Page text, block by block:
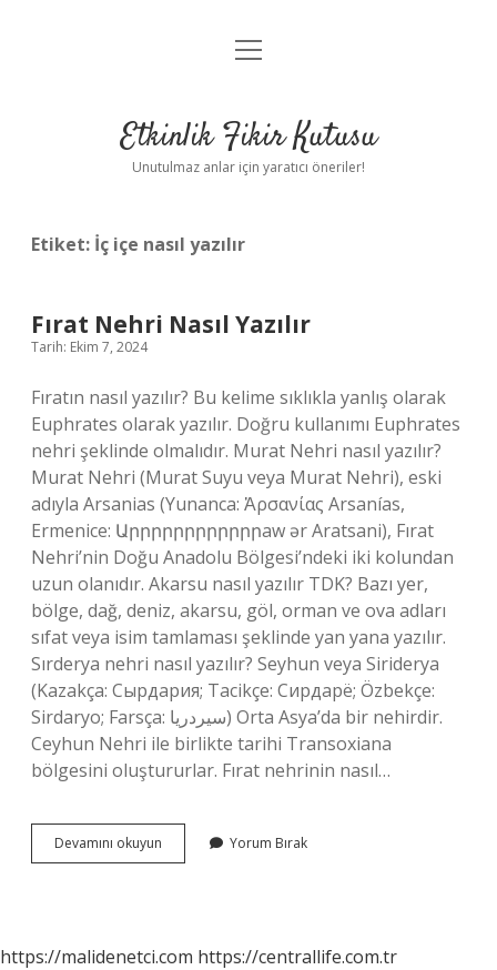
Anasayfa
Yasal Uyarı
menüyü
Etkinlik Fikir Kutusu
Unutulmaz anlar için yaratıcı öneriler!
Etiket: İç içe nasıl yazılır
Fırat Nehri Nasıl Yazılır
Tarih: Ekim 7, 2024
Fıratın nasıl yazılır? Bu kelime sıklıkla yanlış olarak
Euphrates olarak yazılır. Doğru kullanımı Euphrates
nehri şeklinde olmalıdır. Murat Nehri nasıl yazılır?
Murat Nehri (Murat Suyu veya Murat Nehri), eski
adıyla Arsanias (Yunanca: Ἀρσανίας Arsanías,
Ermenice: Արրրրրրրրրրրրaw ər Aratsani), Fırat
Nehri’nin Doğu Anadolu Bölgesi’ndeki iki kolundan
uzun olanıdır. Akarsu nasıl yazılır TDK? Bazı yer,
bölge, dağ, deniz, akarsu, göl, orman ve ova adları
sıfat veya isim tamlaması şeklinde yan yana yazılır.
Sırderya nehri nasıl yazılır? Seyhun veya Siriderya
(Kazakça: Сырдария; Tacikçe: Сирдарё; Özbekçe:
Sirdaryo; Farsça: سيردريا) Orta Asya’da bir nehirdir.
Ceyhun Nehri ile birlikte tarihi Transoxiana
bölgesini oluştururlar. Fırat nehrinin nasıl…
Devamını okuyun
Nehri
Yorum Bırak
https://malidenetci.com https://centrallife.com.tr